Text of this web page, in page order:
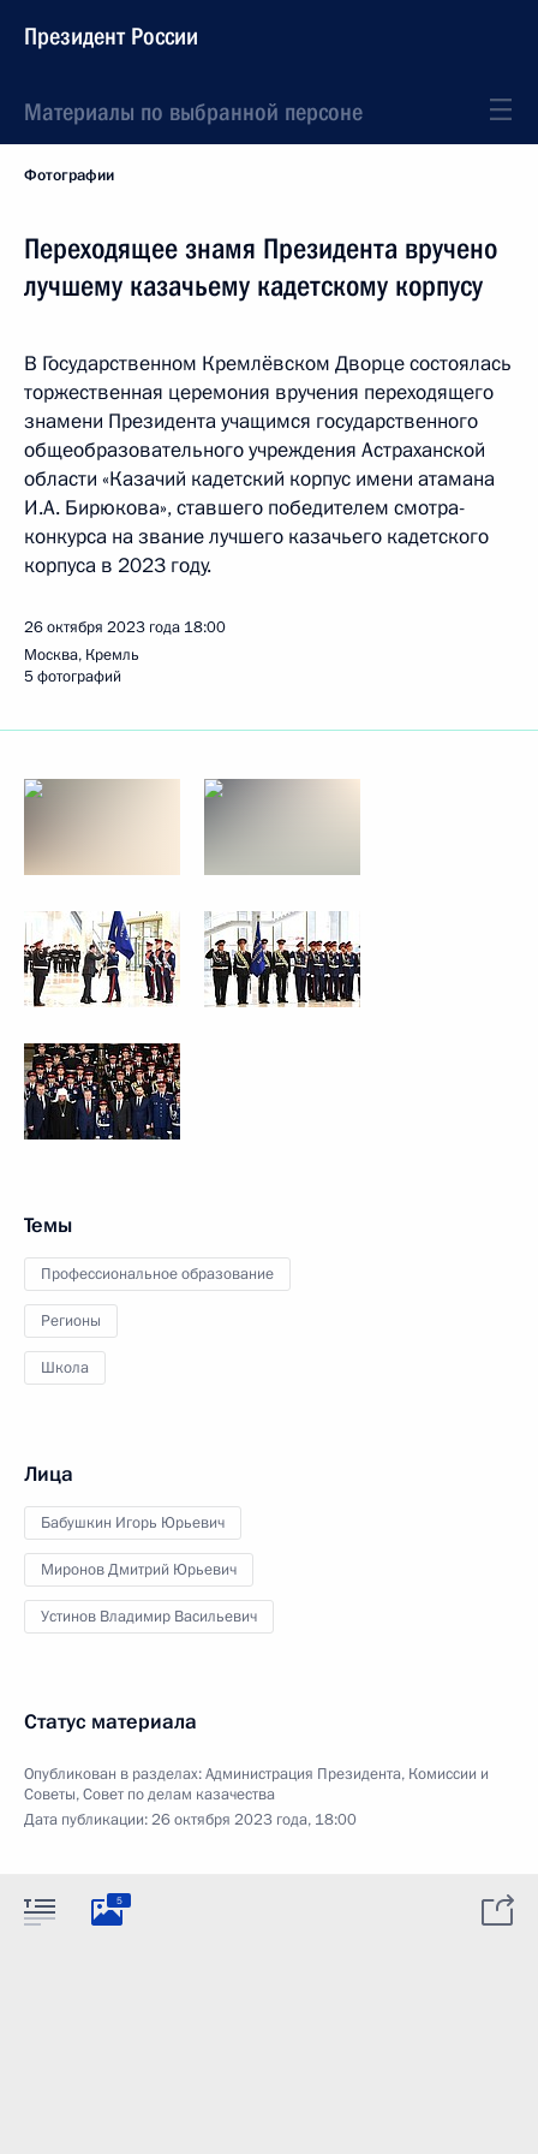
Президент России
Материалы по выбранной персоне
Фотографии
Переходящее знамя Президента вручено
лучшему казачьему кадетскому корпусу
В Государственном Кремлёвском Дворце состоялась
торжественная церемония вручения переходящего
знамени Президента учащимся государственного
общеобразовательного учреждения Астраханской
области «Казачий кадетский корпус имени атамана
И.А. Бирюкова», ставшего победителем смотра-
конкурса на звание лучшего казачьего кадетского
корпуса в 2023 году.
26 октября 2023 года 18:00
Москва, Кремль
5 фотографий
Темы
Профессиональное образование
Регионы
Школа
Лица
Бабушкин Игорь Юрьевич
Миронов Дмитрий Юрьевич
Устинов Владимир Васильевич
Статус материала
Опубликован в разделах:Администрация Президента, Комиссии и
Советы,Совет по делам казачества
Дата публикации:26 октября 2023 года, 18:00
5